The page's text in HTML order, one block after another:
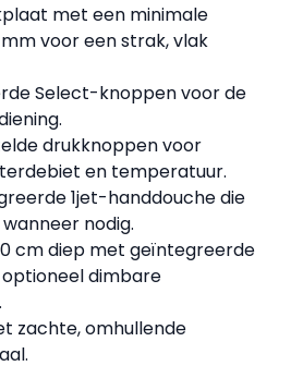
met een minimale
mm voor een strak, vlak
Select-knoppen voor de
drukknoppen voor
en temperatuur.
1jet-handdouche die
nodig.
cm diep met geïntegreerde
dimbare
zachte, omhullende